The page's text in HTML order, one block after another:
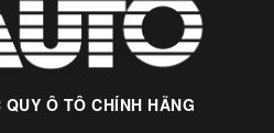
Ô TÔ CHÍNH HÃNG